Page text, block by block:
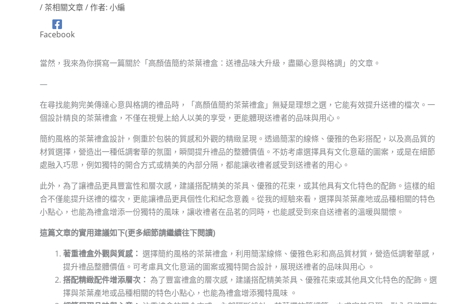
/ 茶相關文章/ 作者: 小編
Facebook
當然，我來為你撰寫一篇關於「高顏值簡約茶葉禮盒：送禮品味大升級，盡顯心意與格調」的文章。
—
在尋找能夠完美傳達心意與格調的禮品時，「高顏值簡約茶葉禮盒」無疑是理想之選，它能有效提升送禮的檔次。一
個設計精良的茶葉禮盒，不僅在視覺上給人以美的享受，更能體現送禮者的品味與用心。
簡約風格的茶葉禮盒設計，側重於包裝的質感和外觀的精緻呈現。透過簡潔的線條、優雅的色彩搭配，以及高品質的
材質選擇，營造出一種低調奢華的氛圍，瞬間提升禮品的整體價值。不妨考慮選擇具有文化意蘊的圖案，或是在細節
處融入巧思，例如獨特的開合方式或精美的內部分隔，都能讓收禮者感受到送禮者的用心。
此外，為了讓禮品更具豐富性和層次感，建議搭配精美的茶具、優雅的花束，或其他具有文化特色的配飾。這樣的組
合不僅能提升送禮的檔次，更能讓禮品更具個性化和紀念意義。從我的經驗來看，選擇與茶葉產地或品種相關的特色
小點心，也能為禮盒增添一份獨特的風味，讓收禮者在品茗的同時，也能感受到來自送禮者的溫暖與關懷。
這篇文章的實用建議如下(更多細節請繼續往下閱讀)
著重禮盒外觀與質感： 選擇簡約風格的茶葉禮盒，利用簡潔線條、優雅色彩和高品質材質，營造低調奢華感，
提升禮品整體價值。可考慮具文化意涵的圖案或獨特開合設計，展現送禮者的品味與用心 。
搭配精緻配件增添層次： 為了豐富禮盒的層次感，建議搭配精美茶具、優雅花束或其他具文化特色的配飾。選
擇與茶葉產地或品種相關的特色小點心，也能為禮盒增添獨特風味 。